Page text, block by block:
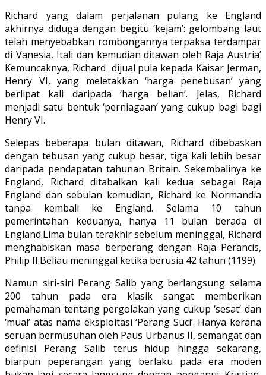
Richard yang dalam perjalanan pulang ke England
akhirnya diduga dengan begitu ‘kejam’: gelombang laut
telah menyebabkan rombongannya terpaksa terdampar
di Vanesia, Itali dan kemudian ditawan oleh Raja Austria’
Kemuncaknya, Richard dijual pula kepada Kaisar Jerman,
Henry VI, yang meletakkan ‘harga penebusan’ yang
berlipat kali daripada ‘harga belian’. Jelas, Richard
menjadi satu bentuk ‘perniagaan’ yang cukup bagi bagi
Henry VI.
Selepas beberapa bulan ditawan, Richard dibebaskan
dengan tebusan yang cukup besar, tiga kali lebih besar
daripada pendapatan tahunan Britain. Sekembalinya ke
England, Richard ditabalkan kali kedua sebagai Raja
England dan sebulan kemudian, Richard ke Normandia
tanpa kembali ke England. Selama 10 tahun
pemerintahan keduanya, hanya 11 bulan berada di
England.Lima bulan terakhir sebelum meninggal, Richard
menghabiskan masa berperang dengan Raja Perancis,
Philip II.Beliau meninggal ketika berusia 42 tahun (1199).
Namun siri-siri Perang Salib yang berlangsung selama
200 tahun pada era klasik sangat memberikan
pemahaman tentang pergolakan yang cukup ‘sesat’ dan
‘mual’ atas nama eksploitasi ‘Perang Suci’. Hanya kerana
seruan bermusuhan oleh Paus Urbanus II, semangat dan
definisi Perang Salib terus hidup hingga sekarang,
biarpun peperangan yang berlaku pada era moden